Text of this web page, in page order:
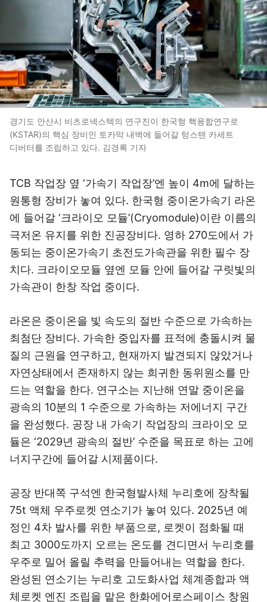
경기도 안산시 비츠로넥스텍의 연구진이 한국형 핵융합연구로
(KSTAR)의 핵심 장비인 토카막 내벽에 들어갈 텅스텐 카세트
디버터를 조립하고 있다. 김경록 기자
TCB 작업장 옆 ‘가속기 작업장’엔 높이 4m에 달하는
원통형 장비가 놓여 있다. 한국형 중이온가속기 라온
에 들어갈 ‘크라이오 모듈’(Cryomodule)이란 이름의
극저온 유지를 위한 진공장비다. 영하 270도에서 가
동되는 중이온가속기 초전도가속관을 위한 필수 장
치다. 크라이오모듈 옆엔 모듈 안에 들어갈 구릿빛의
가속관이 한창 작업 중이다.
라온은 중이온을 빛 속도의 절반 수준으로 가속하는
최첨단 장비다. 가속한 중입자를 표적에 충돌시켜 물
질의 근원을 연구하고, 현재까지 발견되지 않았거나
자연상태에서 존재하지 않는 희귀한 동위원소를 만
드는 역할을 한다. 연구소는 지난해 연말 중이온을
광속의 10분의 1 수준으로 가속하는 저에너지 구간
을 완성했다. 공장 내 가속기 작업장의 크라이오 모
듈은 ‘2029년 광속의 절반’ 수준을 목표로 하는 고에
너지구간에 들어갈 시제품이다.
공장 반대쪽 구석엔 한국형발사체 누리호에 장착될
75t 액체 우주로켓 연소기가 놓여 있다. 2025년 예
정인 4차 발사를 위한 부품으로, 로켓이 점화될 때
최고 3000도까지 오르는 온도를 견디면서 누리호를
우주로 밀어 올릴 추력을 만들어내는 역할을 한다.
완성된 연소기는 누리호 고도화사업 체계종합과 액
체로켓 엔진 조립을 맡은 한화에어로스페이스 창원